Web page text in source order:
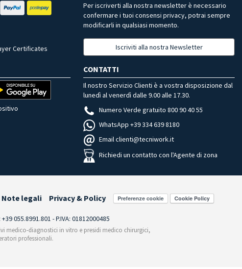
Certificates
Per iscriverti alla nostra newsletter è necessario
confermare i tuoi consensi privacy, potrai sempre
modificarli in qualsiasi momento.
Iscriviti alla nostra Newsletter
CONTATTI
Il nostro Servizio Clienti è a vostra disposizione dal
lunedì al venerdì dalle 9.00 alle 17.30.
Numero Verde gratuito 800 90 40 55
WhatsApp +39 334 639 8180
Email clienti@tecniwork.it
Richiedi un contatto con l'Agente di zona
Note legali Privacy & Policy Preferenze cookie
055.8991.801 - P.IVA: 01812000485
medico-diagnostici in vitro e presidi medico chirurgici,
professionali.